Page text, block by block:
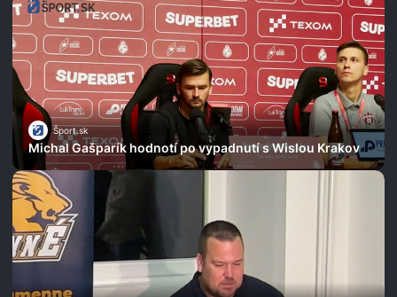
Šport.sk
Michal Gašparík hodnotí po vypadnutí s Wislou Krakov